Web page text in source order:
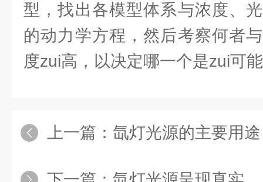
型，找出各模型体系与浓度、
的动力学方程，然后考察何者
度zui高，以决定哪一个是zui可
上一篇： 氙灯光源的主要用途